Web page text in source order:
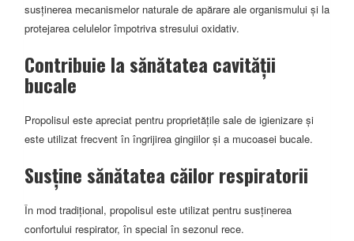
susținerea mecanismelor naturale de apărare ale organismului și la
protejarea celulelor împotriva stresului oxidativ.
Contribuie la sănătatea cavității
bucale
Propolisul este apreciat pentru proprietățile sale de igienizare și
este utilizat frecvent în îngrijirea gingiilor și a mucoasei bucale.
Susține sănătatea căilor respiratorii
În mod tradițional, propolisul este utilizat pentru susținerea
confortului respirator, în special în sezonul rece.